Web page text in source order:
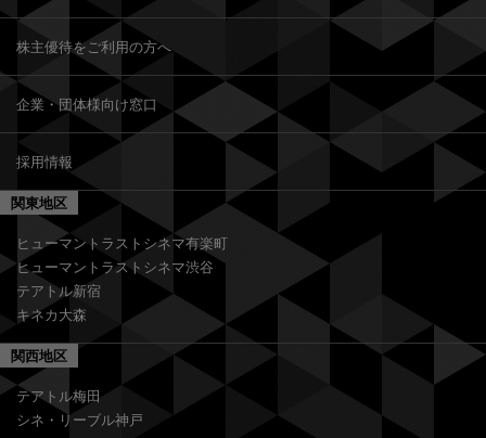
株主優待をご利用の方へ
企業・団体様向け窓口
採用情報
関東地区
ヒューマントラストシネマ有楽町
ヒューマントラストシネマ渋谷
テアトル新宿
キネカ大森
関西地区
テアトル梅田
シネ・リーブル神戸